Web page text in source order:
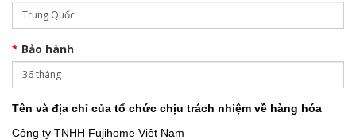
Bảo hành
Tên và địa chỉ của tổ chức chịu trách nhiệm về hàng hóa
Công ty TNHH Fujihome Việt Nam